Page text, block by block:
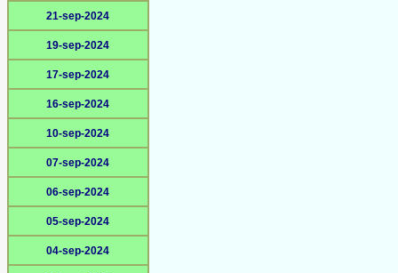
21-sep-2024
19-sep-2024
17-sep-2024
16-sep-2024
10-sep-2024
07-sep-2024
06-sep-2024
05-sep-2024
04-sep-2024